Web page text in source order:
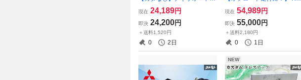
SF40 USF41 LS460 LS460L
リア トーコンアーム トーコ
ントロール アーム 左右セッ
ト 削り出し 棚2Q22
現在 24,189円
即決 24,200円
＋送料1,520円
0 2日
MER GSJ15W FJクルーザー
リカバリーポイント 牽引フ
ック カスタム ドレスアップ
3500kg 脱出 部品 パーツ
現在 54,989円
即決 55,000円
＋送料2,180円
0 1日
NEW